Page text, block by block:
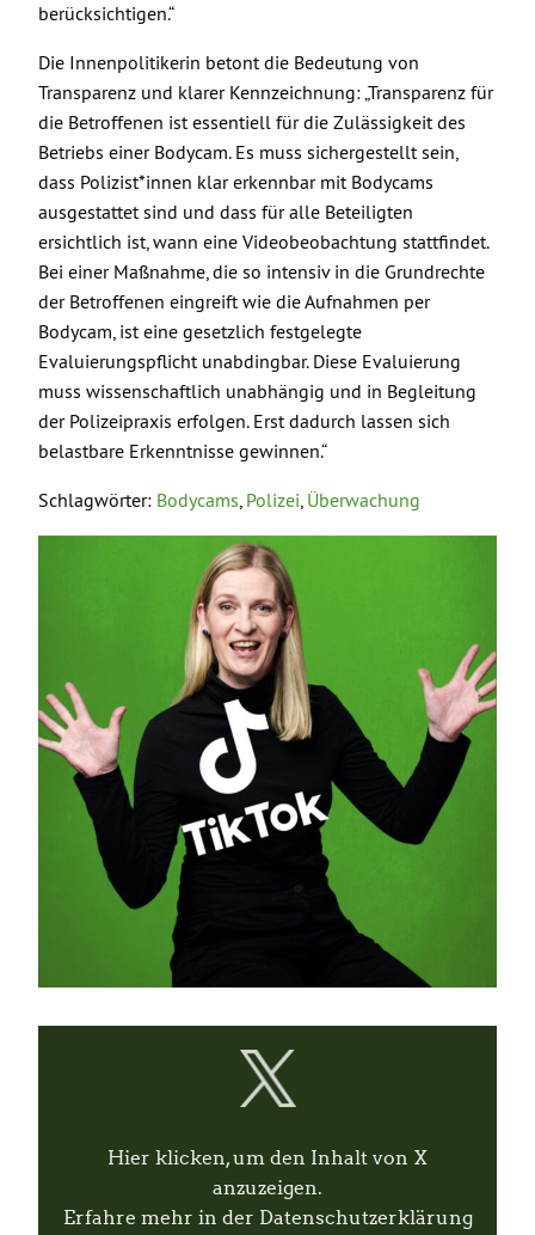
berücksichtigen.“
Die Innenpolitikerin betont die Bedeutung von
Transparenz und klarer Kennzeichnung: „Transparenz für
die Betroffenen ist essentiell für die Zulässigkeit des
Betriebs einer Bodycam. Es muss sichergestellt sein,
dass Polizist*innen klar erkennbar mit Bodycams
ausgestattet sind und dass für alle Beteiligten
ersichtlich ist, wann eine Videobeobachtung stattfindet.
Bei einer Maßnahme, die so intensiv in die Grundrechte
der Betroffenen eingreift wie die Aufnahmen per
Bodycam, ist eine gesetzlich festgelegte
Evaluierungspflicht unabdingbar. Diese Evaluierung
muss wissenschaftlich unabhängig und in Begleitung
der Polizeipraxis erfolgen. Erst dadurch lassen sich
belastbare Erkenntnisse gewinnen.“
Schlagwörter: Bodycams, Polizei, Überwachung
Hier klicken, um den Inhalt von X
anzuzeigen.
Erfahre mehr in der Datenschutzerklärung